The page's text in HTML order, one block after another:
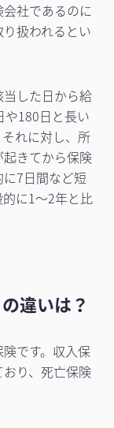
社であるのに
扱われるとい
した日から給
や180日と長い
れに対し、所
きてから保険
7日間など短
に1～2年と比
違いは？
です。収入保
り、死亡保険